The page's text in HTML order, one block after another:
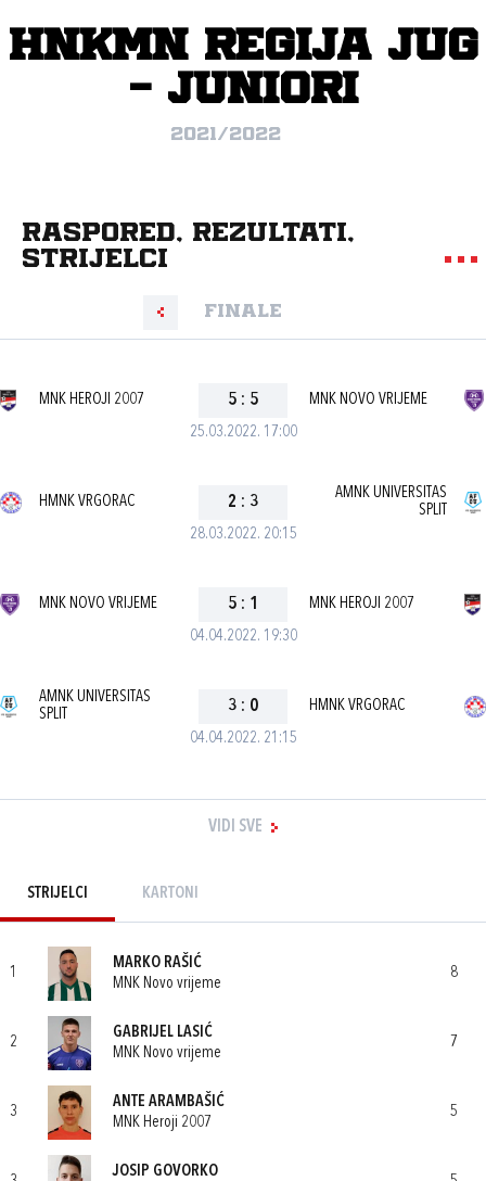
HNKMN Regija jug
- juniori
2021/2022
Raspored, rezultati,
strijelci
Finale
25.03.2022. 17:00
MNK HEROJI 2007 5 : 5 MNK NOVO VRIJEME
28.03.2022. 20:15
HMNK VRGORAC 2 : 3
AMNK UNIVERSITAS
SPLIT
04.04.2022. 19:30
MNK NOVO VRIJEME 5 : 1 MNK HEROJI 2007
04.04.2022. 21:15
AMNK UNIVERSITAS
SPLIT
3 : 0 HMNK VRGORAC
VIDI SVE
STRIJELCI KARTONI
1
MARKO RAŠIĆ
MNK Novo vrijeme
8
2
GABRIJEL LASIĆ
MNK Novo vrijeme
7
3
ANTE ARAMBAŠIĆ
MNK Heroji 2007
5
JOSIP GOVORKO